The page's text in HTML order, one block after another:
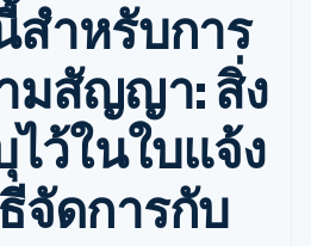
รเรียกเก็บ
ช้งาน
ารชำระเงิน
ตามรอบบิล
การจัดการ
รชำระเงิน
มรอบบิล
งเดียวหรือ
ตามแบบแผน
เบิกจ่าย
บุคคลที่
สาม
การชำ
ใช้งาน
บบใช้เอเจนต์
ร์ซ
ทางการเงินที่ผสาน
ว
านอัตโนมัติด้าน
โลก
ะเงินในแอป
ชำระเงินออนไลน์
งานการชำระเงิน
ป
ลตฟอร์มหรือ
เพลส
รชำระเงินตาม
สนุน
สนับสนุน
จการสนับสนุนที่ได้
ดการ
ฉพาะทาง
สำหรับการ
มสัญญา: สิ่ง
ว้ในใบแจ้ง
จัดการกับ